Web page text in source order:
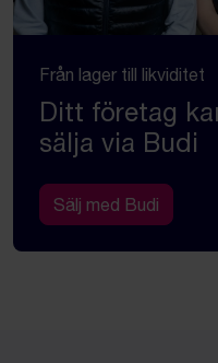
Från lager till likviditet
Ditt företag
sälja via Budi
Sälj med Budi